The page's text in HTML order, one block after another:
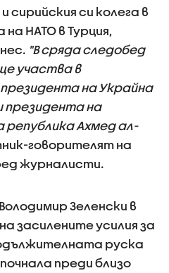
сирийския си колега в
НАТО в Турция,
"В сряда следобед
участва в
на Украйна
президента на
Ахмед ал-
говорителят на
журналисти.
Зеленски в
засилените усилия за
руска
преди близо